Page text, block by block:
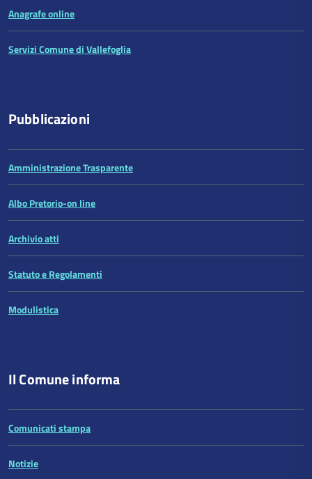
Anagrafe online
Servizi Comune di Vallefoglia
Pubblicazioni
Amministrazione Trasparente
Albo Pretorio-on line
Archivio atti
Statuto e Regolamenti
Modulistica
Il Comune informa
Comunicati stampa
Notizie